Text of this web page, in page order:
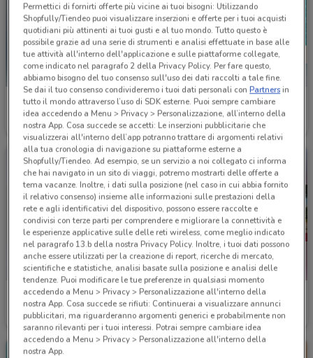
Bottega verde
Scade il 31/12 3 km
VisionOttica
Scade il 02/09
VisionOttica
Scade il 30/09 3 km
VisionOttica
Scade il 31/08 3 km
Permettici di fornirti offerte più vicine ai tuoi bisogni: Utilizzando
Shopfully/Tiendeo puoi visualizzare inserzioni e offerte per i tuoi acquisti
quotidiani più attinenti ai tuoi gusti e al tuo mondo. Tutto questo è
possibile grazie ad una serie di strumenti e analisi effettuate in base alle
tue attività all'interno dell'applicazione e sulle piattaforme collegate,
come indicato nel paragrafo 2 della Privacy Policy. Per fare questo,
abbiamo bisogno del tuo consenso sull'uso dei dati raccolti a tale fine.
Se dai il tuo consenso condivideremo i tuoi dati personali conPartnersin
tutto il mondo attraverso l’uso di SDK esterne. Puoi sempre cambiare
idea accedendo a Menu > Privacy > Personalizzazione, all’interno della
nostra App. Cosa succede se accetti: Le inserzioni pubblicitarie che
visualizzerai all'interno dell’app potranno trattare di argomenti relativi
alla tua cronologia di navigazione su piattaforme esterne a
Shopfully/Tiendeo. Ad esempio, se un servizio a noi collegato ci informa
che hai navigato in un sito di viaggi, potremo mostrarti delle offerte a
tema vacanze. Inoltre, i dati sulla posizione (nel caso in cui abbia fornito
il relativo consenso) insieme alle informazioni sulle prestazioni della
rete e agli identificativi del dispositivo, possono essere raccolte e
condivisi con terze parti per comprendere e migliorare la connettività e
le esperienze applicative sulle delle reti wireless, come meglio indicato
nel paragrafo 13.b della nostra Privacy Policy. Inoltre, i tuoi dati possono
anche essere utilizzati per la creazione di report, ricerche di mercato,
scientifiche e statistiche, analisi basate sulla posizione e analisi delle
tendenze. Puoi modificare le tue preferenze in qualsiasi momento
accedendo a Menu > Privacy > Personalizzazione all'interno della
nostra App. Cosa succede se rifiuti: Continuerai a visualizzare annunci
pubblicitari, ma riguarderanno argomenti generici e probabilmente non
saranno rilevanti per i tuoi interessi. Potrai sempre cambiare idea
accedendo a Menu > Privacy > Personalizzazione all'interno della
nostra App.